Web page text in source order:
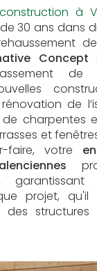
à
30 ans dans
Concept
de
de
charpentes
et
faire, votre
projet, qu'il
structures